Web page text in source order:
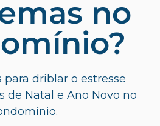
no
para driblar o estresse
de Natal e Ano Novo no